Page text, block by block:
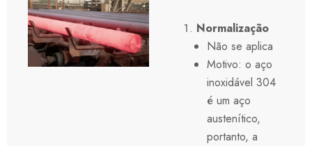
Normalização
Não se aplica
Motivo: o aço
inoxidável 304
é um aço
austenítico,
portanto, a